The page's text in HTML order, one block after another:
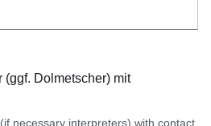
(ggf. Dolmetscher) mit
necessary interpreters) with contact